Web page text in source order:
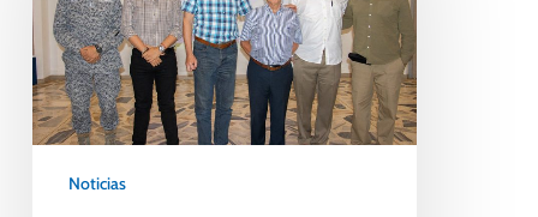
Noticias